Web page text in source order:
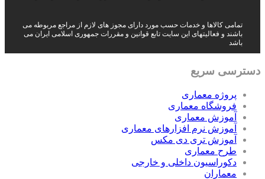
تمامی کالاها و خدمات حسب مورد دارای مجوز های لازم از مراجع مربوطه می
باشند و فعالیتهای این سایت تابع قوانین و مقررات جمهوری اسلامی ایران می
باشد
دسترسی سریع
پروژه معماری
فروشگاه معماری
آموزش معماری
آموزش نرم افزارهای معماری
آموزش تری دی مکس
طرح معماری
دکوراسیون داخلی و خارجی
معماران